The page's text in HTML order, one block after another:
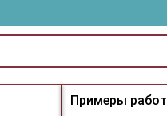
Примеры работ